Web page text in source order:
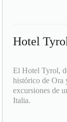
Hotel
El Hotel Tyrol,
histórico de Ora
excursiones de
Italia.